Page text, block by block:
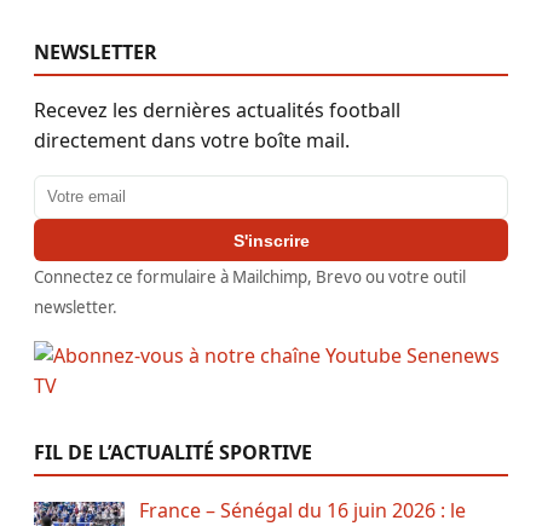
NEWSLETTER
Recevez les dernières actualités football
directement dans votre boîte mail.
Adresse email
S'inscrire
Connectez ce formulaire à Mailchimp, Brevo ou votre outil
newsletter.
FIL DE L’ACTUALITÉ SPORTIVE
France – Sénégal du 16 juin 2026 : le